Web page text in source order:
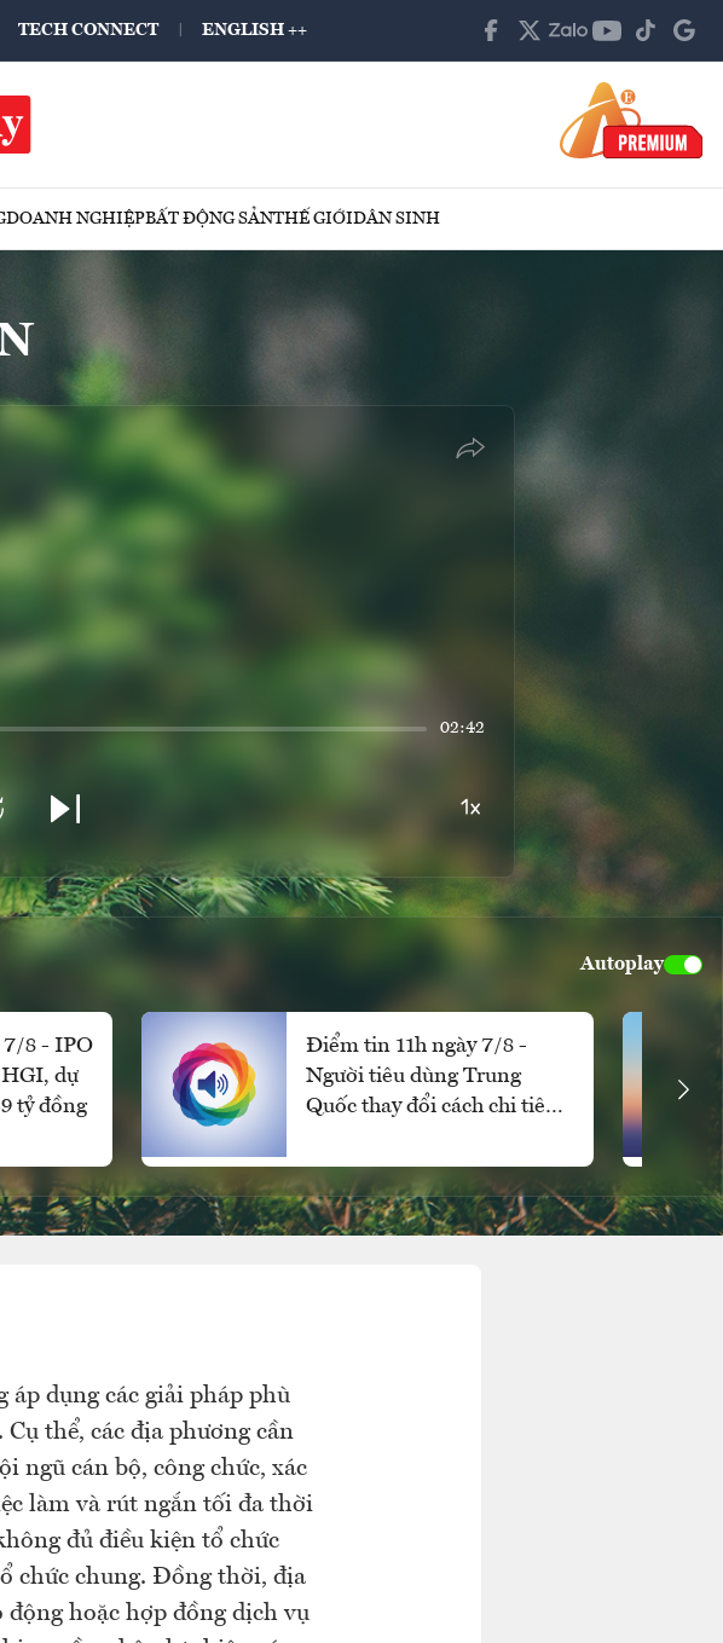
TECH CONNECT ENGLISH ++
DOANH NGHIỆPBẤT ĐỘNG SẢNTHẾ GIỚIDÂN SINH
02:42
Autoplay
8 - IPO
HGI, dự
tỷ đồng
Điểm tin 11h ngày 7/8 -
Người tiêu dùng Trung
Quốc thay đổi cách chi tiêu
áp dụng các giải pháp phù
thể, các địa phương cần
ngũ cán bộ, công chức, xác
làm và rút ngắn tối đa thời
đủ điều kiện tổ chức
chức chung. Đồng thời, địa
hoặc hợp đồng dịch vụ